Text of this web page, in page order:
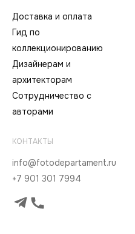
Доставка и оплата
Гид по
коллекционированию
Дизайнерам и
архитекторам
Сотрудничество с
авторами
КОНТАКТЫ
info@fotodepartament.ru
+7 901 301 7994